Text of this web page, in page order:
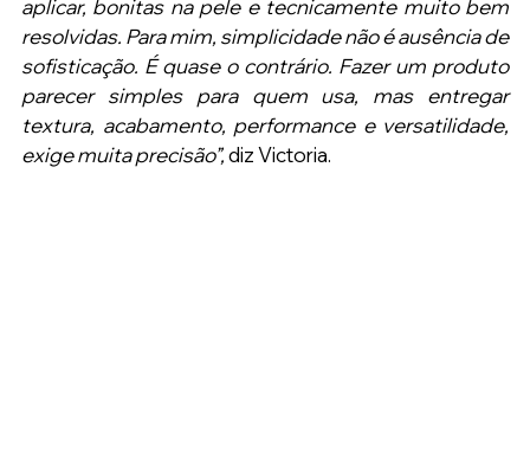
aplicar, bonitas na pele e tecnicamente muito bem
resolvidas. Para mim, simplicidade não é ausência de
sofisticação. É quase o contrário. Fazer um produto
parecer simples para quem usa, mas entregar
textura, acabamento, performance e versatilidade,
exige muita precisão”, diz Victoria.